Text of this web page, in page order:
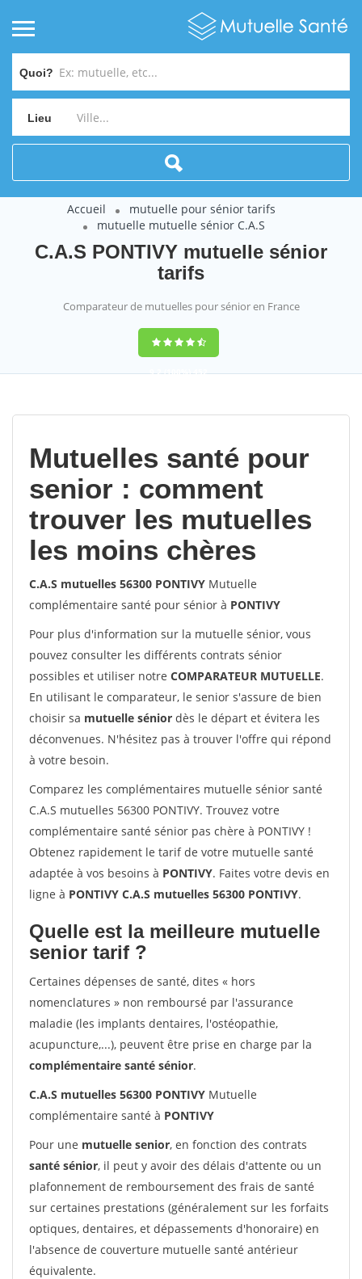
Quoi?
Lieu
Accueil
mutuelle pour sénior tarifs
mutuelle mutuelle sénior C.A.S
C.A.S PONTIVY mutuelle sénior
tarifs
Comparateur de mutuelles pour sénior en France
9,2(100%)452
Mutuelles santé pour
senior : comment
trouver les mutuelles
les moins chères
C.A.S mutuelles 56300 PONTIVY Mutuelle
complémentaire santé pour sénior à PONTIVY
Pour plus d'information sur la mutuelle sénior, vous
pouvez consulter les différents contrats sénior
possibles et utiliser notre COMPARATEUR MUTUELLE.
En utilisant le comparateur, le senior s'assure de bien
choisir sa mutuelle sénior dès le départ et évitera les
déconvenues. N'hésitez pas à trouver l'offre qui répond
à votre besoin.
Comparez les complémentaires mutuelle sénior santé
C.A.S mutuelles 56300 PONTIVY. Trouvez votre
complémentaire santé sénior pas chère à PONTIVY !
Obtenez rapidement le tarif de votre mutuelle santé
adaptée à vos besoins à PONTIVY. Faites votre devis en
ligne à PONTIVY C.A.S mutuelles 56300 PONTIVY.
Quelle est la meilleure mutuelle
senior tarif ?
Certaines dépenses de santé, dites « hors
nomenclatures » non remboursé par l'assurance
maladie (les implants dentaires, l'ostéopathie,
acupuncture,...), peuvent être prise en charge par la
complémentaire santé sénior.
C.A.S mutuelles 56300 PONTIVY Mutuelle
complémentaire santé à PONTIVY
Pour une mutuelle senior, en fonction des contrats
santé sénior, il peut y avoir des délais d'attente ou un
plafonnement de remboursement des frais de santé
sur certaines prestations (généralement sur les forfaits
optiques, dentaires, et dépassements d'honoraire) en
l'absence de couverture mutuelle santé antérieur
équivalente.